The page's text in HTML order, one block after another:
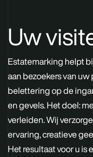
Uw
Estatemarking helpt
aan bezoekers van uw
belettering op de
en gevels.Het doel:
verleiden.Wij
ervaring, creatieve
Het resultaat voor u is